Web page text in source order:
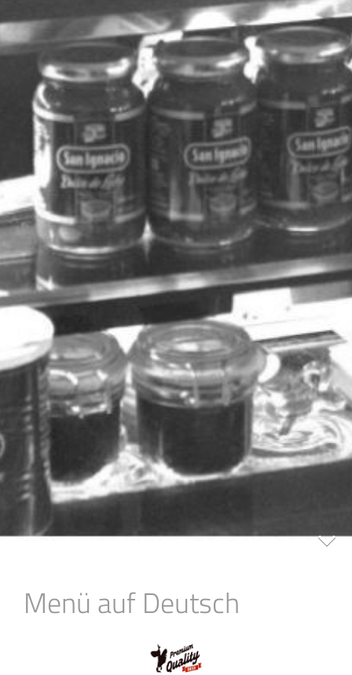
Menü auf Deutsch